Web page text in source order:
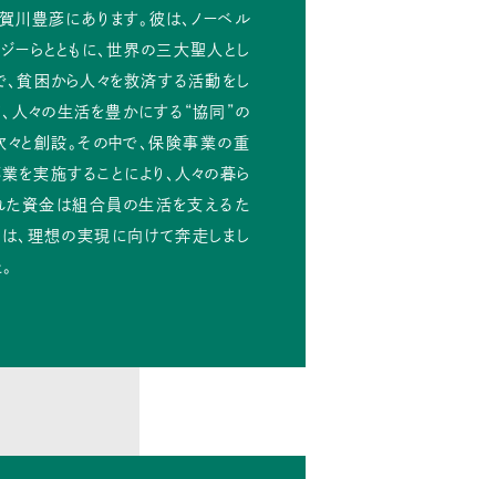
豊彦にあります。彼は、ノーベル
らとともに、世界の三大聖人とし
貧困から人々を救済する活動をし
人々の生活を豊かにする“協同”の
々と創設。その中で、保険事業の重
実施することにより、人々の暮ら
た資金は組合員の生活を支えるた
、理想の実現に向けて奔走しまし